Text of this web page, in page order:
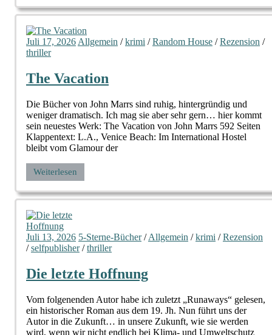
Juli 17, 2026 Allgemein /krimi /Random House /Rezension /
thriller
The Vacation
Die Bücher von John Marrs sind ruhig, hintergründig und
weniger dramatisch. Ich mag sie aber sehr gern… hier kommt
sein neuestes Werk: The Vacation von John Marrs 592 Seiten
Klappentext: L.A., Venice Beach: Im International Hostel
bleibt vom Glamour der
Weiterlesen
Juli 13, 2026 5-Sterne-Bücher/Allgemein /krimi /Rezension
/selfpublisher/thriller
Die letzte Hoffnung
Vom folgenenden Autor habe ich zuletzt „Runaways“ gelesen,
ein historischer Roman aus dem 19. Jh. Nun führt uns der
Autor in die Zukunft… in unsere Zukunft, wie sie werden
wird, wenn wir nicht endlich bei Klima- und Umweltschutz